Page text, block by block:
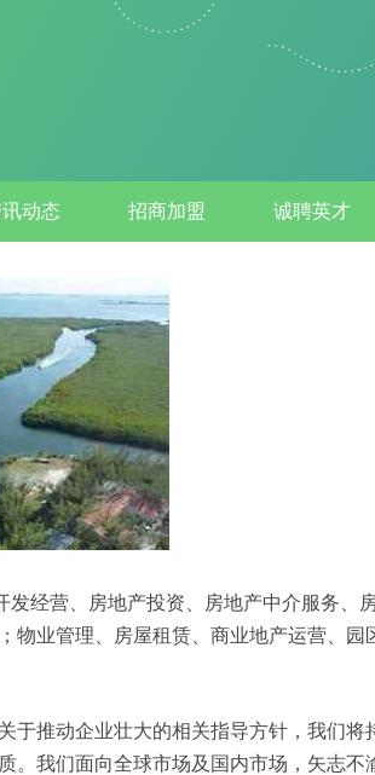
动态 招商加盟 诚聘英才
经营、房地产投资、房地产中介服务、
业管理、房屋租赁、商业地产运营、
推动企业壮大的相关指导方针，我们
我们面向全球市场及国内市场，矢志